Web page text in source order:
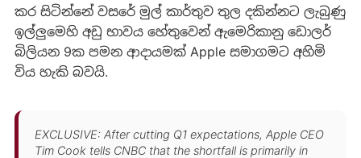
කර සිටින්නේ වසරේ මුල් කාර්තුව තුල දකින්නට ලැබුණු
ඉල්ලුමෙහි අඩු භාවය හේතුවෙන් ඇමෙරිකානු ඩොලර්
බිලියන 9ක පමන ආදායමක් Apple සමාගමට අහිමි
විය හැකි බවයි.
EXCLUSIVE: After cutting Q1 expectations, Apple CEO
Tim Cook tells CNBC that the shortfall is primarily in